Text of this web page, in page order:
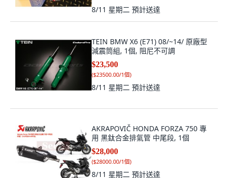
8/11 星期二 預計送達
TEIN BMW X6 (E71) 08/~14/ 原廠型
減震筒組, 1個, 阻尼不可調
$23,500
($23500.00/1個)
8/11 星期二 預計送達
AKRAPOVIČ HONDA FORZA 750 專
用 黑鈦合金排氣管 中尾段, 1個
$28,000
($28000.00/1個)
8/11 星期二 預計送達